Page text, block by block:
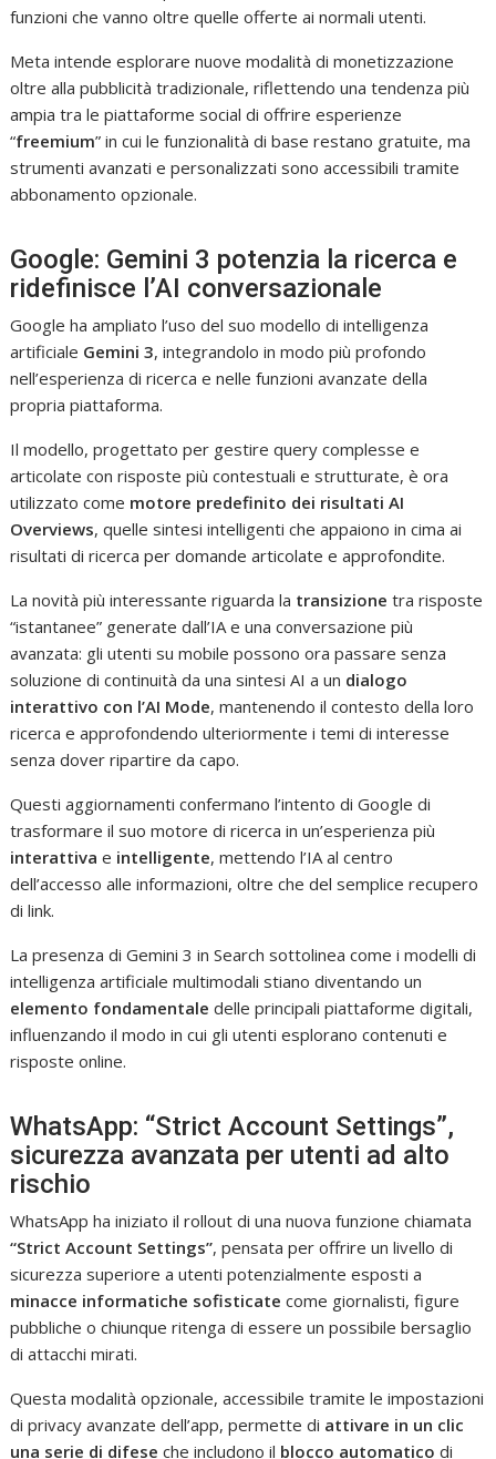
funzioni che vanno oltre quelle offerte ai normali utenti.
Meta intende esplorare nuove modalità di monetizzazione
oltre alla pubblicità tradizionale, riflettendo una tendenza più
ampia tra le piattaforme social di offrire esperienze
“freemium” in cui le funzionalità di base restano gratuite, ma
strumenti avanzati e personalizzati sono accessibili tramite
abbonamento opzionale.
Google: Gemini 3 potenzia la ricerca e
ridefinisce l’AI conversazionale
Google ha ampliato l’uso del suo modello di intelligenza
artificiale Gemini 3, integrandolo in modo più profondo
nell’esperienza di ricerca e nelle funzioni avanzate della
propria piattaforma.
Il modello, progettato per gestire query complesse e
articolate con risposte più contestuali e strutturate, è ora
utilizzato come motore predefinito dei risultati AI
Overviews, quelle sintesi intelligenti che appaiono in cima ai
risultati di ricerca per domande articolate e approfondite.
La novità più interessante riguarda la transizione tra risposte
“istantanee” generate dall’IA e una conversazione più
avanzata: gli utenti su mobile possono ora passare senza
soluzione di continuità da una sintesi AI a un dialogo
interattivo con l’AI Mode, mantenendo il contesto della loro
ricerca e approfondendo ulteriormente i temi di interesse
senza dover ripartire da capo.
Questi aggiornamenti confermano l’intento di Google di
trasformare il suo motore di ricerca in un’esperienza più
interattiva e intelligente, mettendo l’IA al centro
dell’accesso alle informazioni, oltre che del semplice recupero
di link.
La presenza di Gemini 3 in Search sottolinea come i modelli di
intelligenza artificiale multimodali stiano diventando un
elemento fondamentale delle principali piattaforme digitali,
influenzando il modo in cui gli utenti esplorano contenuti e
risposte online.
WhatsApp: “Strict Account Settings”,
sicurezza avanzata per utenti ad alto
rischio
WhatsApp ha iniziato il rollout di una nuova funzione chiamata
“Strict Account Settings”, pensata per offrire un livello di
sicurezza superiore a utenti potenzialmente esposti a
minacce informatiche sofisticate come giornalisti, figure
pubbliche o chiunque ritenga di essere un possibile bersaglio
di attacchi mirati.
Questa modalità opzionale, accessibile tramite le impostazioni
di privacy avanzate dell’app, permette di attivare in un clic
una serie di difese che includono il blocco automatico di